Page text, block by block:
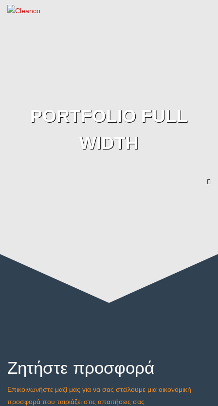
PORTFOLIO FULL
WIDTH
Ζητήστε προσφορά
Επικοινωνήστε μαζί μας για να σας στείλουμε μια οικονομική
προσφορά που ταιριάζει στις απαιτήσεις σας